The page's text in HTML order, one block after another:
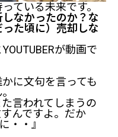
ている未来です。
なかったのか？な
た頃に）売却しな
が動画で
に文句を言っても
言われてしまうの
んですよ。だか
・・』